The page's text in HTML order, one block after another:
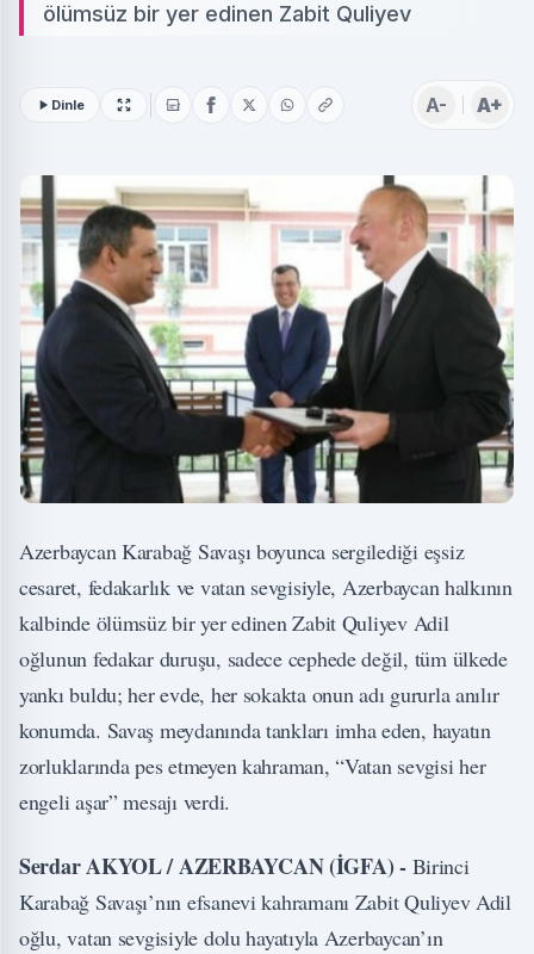
ölümsüz bir yer edinen Zabit Quliyev
Dinle A- A+
Azerbaycan Karabağ Savaşı boyunca sergilediği eşsiz
cesaret, fedakarlık ve vatan sevgisiyle, Azerbaycan halkının
kalbinde ölümsüz bir yer edinen Zabit Quliyev Adil
oğlunun fedakar duruşu, sadece cephede değil, tüm ülkede
yankı buldu; her evde, her sokakta onun adı gururla anılır
konumda. Savaş meydanında tankları imha eden, hayatın
zorluklarında pes etmeyen kahraman, “Vatan sevgisi her
engeli aşar” mesajı verdi.
Serdar AKYOL / AZERBAYCAN (İGFA) - Birinci
Karabağ Savaşı’nın efsanevi kahramanı Zabit Quliyev Adil
oğlu, vatan sevgisiyle dolu hayatıyla Azerbaycan’ın